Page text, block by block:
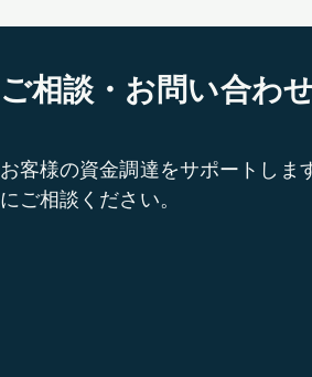
ご相談・お問い合わ
お客様の資金調達をサポートしま
にご相談ください。